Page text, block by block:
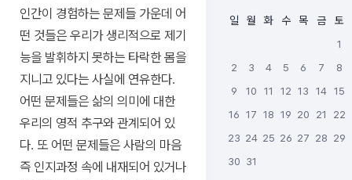
인간이 경험하는 문제들 가운데 어
떤 것들은 우리가 생리적으로 제기
능을 발휘하지 못하는 타락한 몸을
지니고 있다는 사실에 연유한다.
어떤 문제들은 삶의 의미에 대한
우리의 영적 추구와 관계되어 있
다. 또 어떤 문제들은 사람의 마음
즉 인지과정 속에 내재되어 있거나
일 월 화 수 목 금 토
1
2
3 4 5 6 7
8
9
10 11 12 13 14
15
16 17 18 19 20 21
22
23 24 25 26 27 28 29
30 31